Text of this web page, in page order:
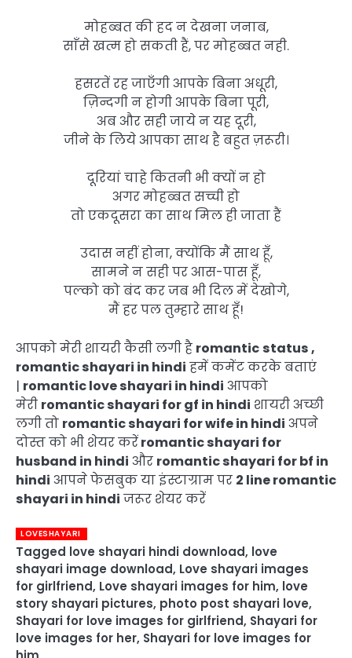
मोहब्बत की हद न देखना जनाब,
साँसे खत्म हो सकती हैं, पर मोहब्बत नही.
हसरतें रह जाएँगी आपके बिना अधूरी,
ज़िन्दगी न होगी आपके बिना पूरी,
अब और सही जाये न यह दूरी,
जीने के लिये आपका साथ है बहुत ज़रूरी।
दूरियां चाहे कितनी भी क्यों न हो
अगर मोहब्बत सच्ची हो
तो एकदूसरा का साथ मिल ही जाता हैं
उदास नहीं होना, क्योंकि मैं साथ हूँ,
सामने न सही पर आस-पास हूँ,
पल्को को बंद कर जब भी दिल में देखोगे,
मैं हर पल तुम्हारे साथ हूँ!
आपको मेरी शायरी कैसी लगी है romantic status ,
romantic shayari in hindi हमें कमेंट करके बताएं
| romantic love shayari in hindi आपको
मेरी romantic shayari for gf in hindi शायरी अच्छी
लगी तो romantic shayari for wife in hindi अपने
दोस्त को भी शेयर करेंromantic shayari for
husband in hindi और romantic shayari for bf in
hindi आपने फेसबुक या इंस्टाग्राम पर 2 line romantic
shayari in hindi जरूर शेयर करें
LOVESHAYARI
Tagged love shayari hindi download, love
shayari image download, Love shayari images
for girlfriend, Love shayari images for him, love
story shayari pictures, photo post shayari love,
Shayari for love images for girlfriend, Shayari for
love images for her, Shayari for love images for